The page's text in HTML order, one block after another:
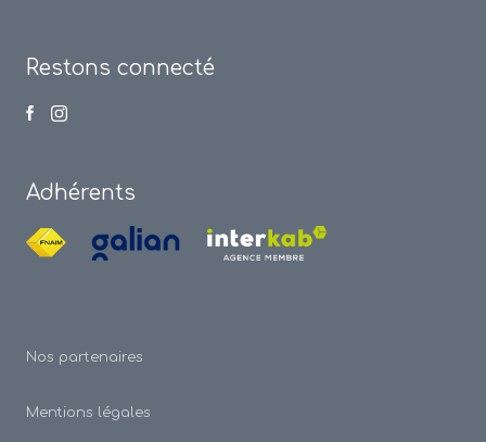
Restons connecté
Adhérents
Nos partenaires
Mentions légales